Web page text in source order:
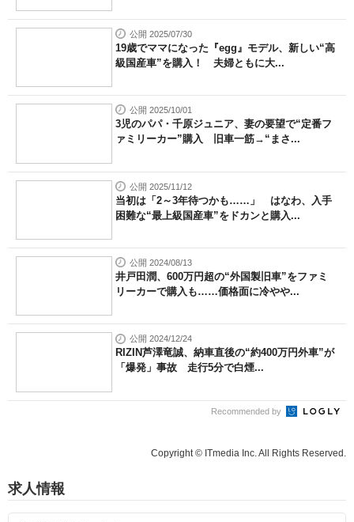
公開 2025/07/30
19歳でママになった『egg』モデル、新しい“高
級国産車”を購入！ 夫婦ともに大...
公開 2025/10/01
3児のパパ・千原ジュニア、妻の要望で“定番フ
ァミリーカー”購入 旧車一筋→“まさ...
公開 2025/11/12
当初は「2～3年待つかも……」 はなわ、入手
困難な“最上級国産車”をドカンと購入...
公開 2024/08/13
井戸田潤、600万円超の“外国製旧車”をファミ
リーカーで購入も……価格面に冷やや...
公開 2024/12/24
RIZIN芦澤竜誠、納車直後の“約400万円外車”が
「爆発」事故 走行5分で白煙...
Recommended by
Copyright © ITmedia Inc. All Rights Reserved.
求人情報